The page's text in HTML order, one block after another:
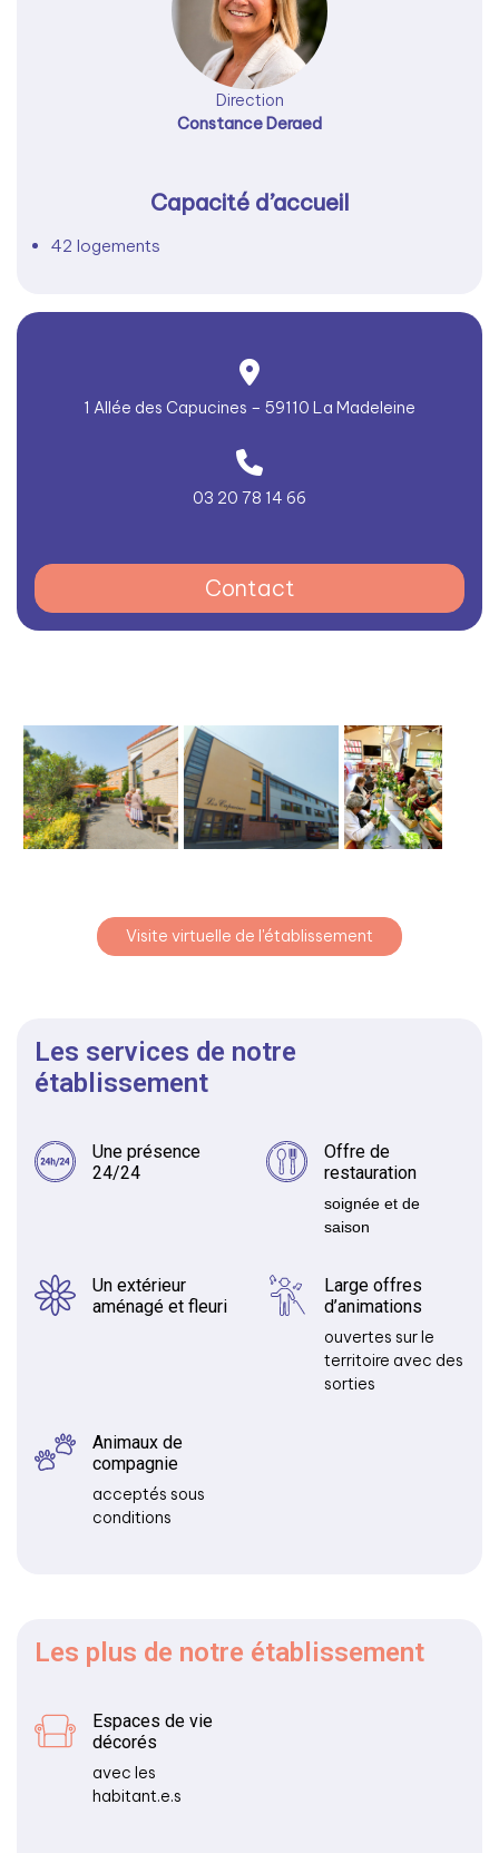
Direction
Constance Deraed
Capacité d’accueil
42 logements
1 Allée des Capucines – 59110 La Madeleine
03 20 78 14 66
Contact
Visite virtuelle de l'établissement
Les services de notre
établissement
Une présence
24/24
Offre de
restauration
soignée et de
saison
Un extérieur
aménagé et fleuri
Large offres
d’animations
ouvertes sur le
territoire avec des
sorties
Animaux de
compagnie
acceptés sous
conditions
Les plus de notre établissement
Espaces de vie
décorés
avec les
habitant.e.s